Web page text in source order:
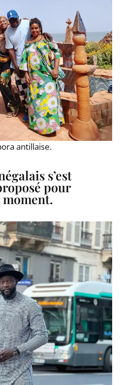
antillaise.
s’est
pour